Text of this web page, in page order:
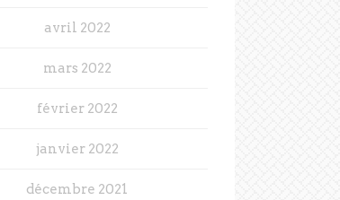
avril 2022
mars 2022
février 2022
janvier 2022
décembre 2021